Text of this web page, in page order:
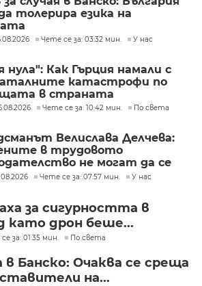
толерира езика на
Чете се за: 03:32 мин. У нас
нула": Как Гърция намали с
катастрофи по
в страната
Чете се за: 10:42 мин. По света
Велислава Делчева:
в трудовото
не могат да се
през бюджета
Чете се за: 07:57 мин. У нас
за сигурността в
като дрон беше...
за: 01:35 мин. По света
в Банско: Очаква се среща
на...